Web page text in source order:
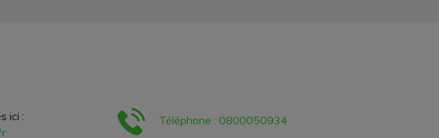
ici :
Téléphone : 0800050934